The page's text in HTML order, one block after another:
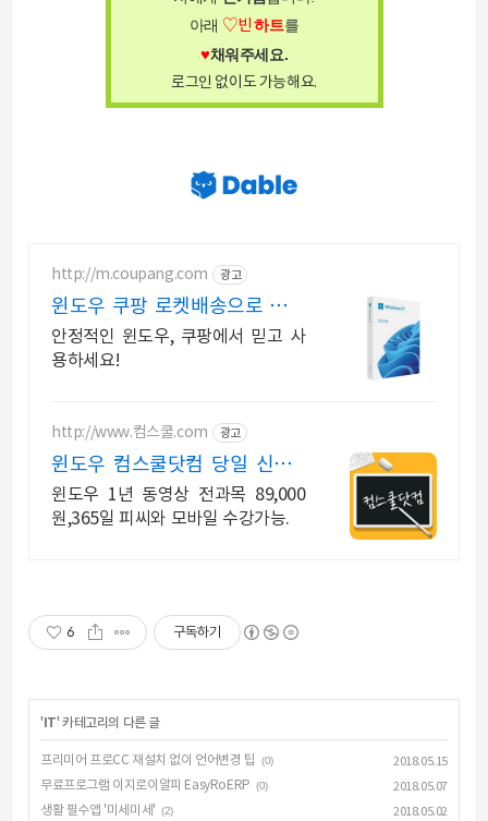
아래 ♡빈하트를
♥채워주세요.
로그인 없이도 가능해요.
http://m.coupang.com 광고
윈도우 쿠팡 로켓배송으로 빠르
게!
안정적인 윈도우, 쿠팡에서 믿고 사
용하세요!
http://www.컴스쿨.com 광고
윈도우 컴스쿨닷컴 당일 신청&
결제시 기프티콘!
윈도우 1년 동영상 전과목 89,000
원,365일 피씨와 모바일 수강가능.
6 구독하기
' IT' 카테고리의 다른 글
프리미어 프로CC 재설치 없이 언어변경 팁 (0)
2018.05.15
무료프로그램 이지로이알피 EasyRoERP (0)
2018.05.07
생활 필수앱 '미세미세' (2)
2018.05.02